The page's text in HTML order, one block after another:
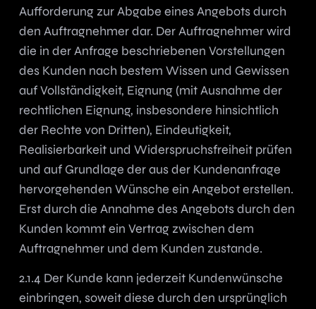
Aufforderung zur Abgabe eines Angebots durch
den Auftragnehmer dar. Der Auftragnehmer wird
die in der Anfrage beschriebenen Vorstellungen
des Kunden nach bestem Wissen und Gewissen
auf Vollständigkeit, Eignung (mit Ausnahme der
rechtlichen Eignung, insbesondere hinsichtlich
der Rechte von Dritten), Eindeutigkeit,
Realisierbarkeit und Widerspruchsfreiheit prüfen
und auf Grundlage der aus der Kundenanfrage
hervorgehenden Wünsche ein Angebot erstellen.
Erst durch die Annahme des Angebots durch den
Kunden kommt ein Vertrag zwischen dem
Auftragnehmer und dem Kunden zustande.
2.1.4 Der Kunde kann jederzeit Kundenwünsche
einbringen, soweit diese durch den ursprünglich